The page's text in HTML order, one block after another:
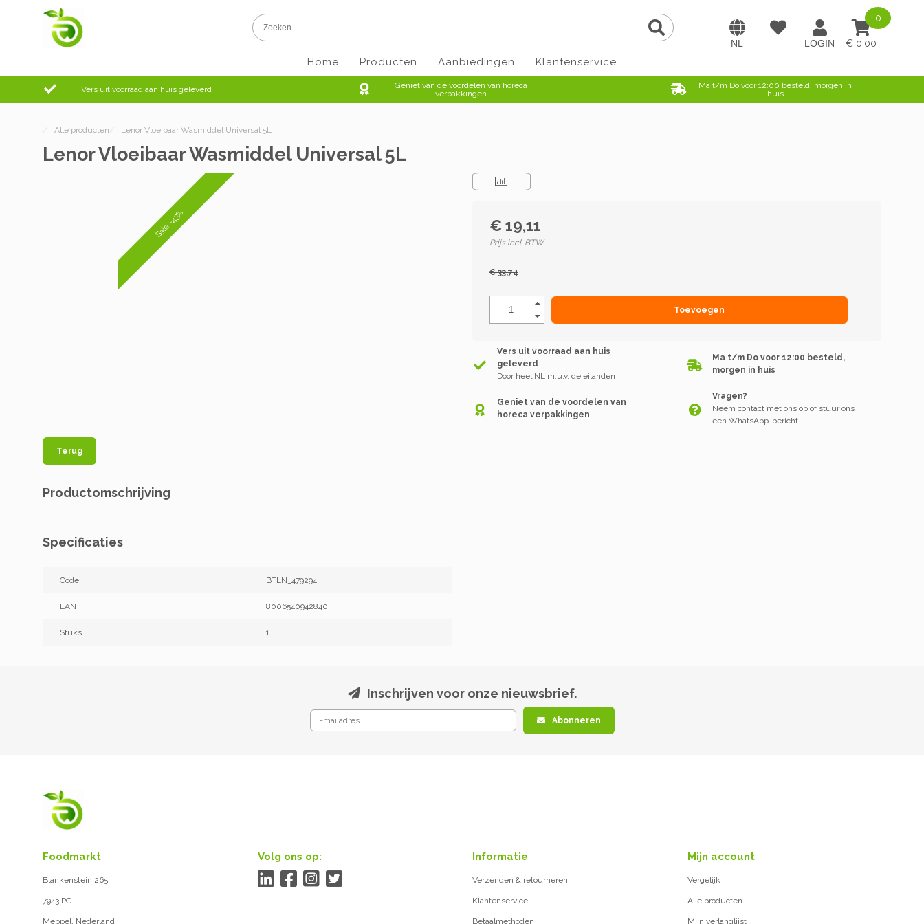
0,00
0
Home Producten Aanbiedingen Klantenservice
Vers uit voorraad aan huis geleverd
Geniet van de voordelen van horeca
verpakkingen
Ma t/m Do voor 12:00 besteld, morgen in
huis
/ Alle producten / Lenor Vloeibaar Wasmiddel Universal 5L
Lenor Vloeibaar Wasmiddel Universal 5L
Sale -43%
Terug
€ 19,11
Prijs incl. BTW
€ 33,74
Toevoegen
Vers uit voorraad aan huis
geleverd
Door heel NL m.u.v. de eilanden
Ma t/m Do voor 12:00 besteld,
morgen in huis
Geniet van de voordelen van
horeca verpakkingen
Vragen?
Neem contact met ons op of stuur ons
een WhatsApp-bericht
Productomschrijving
Specificaties
Code BTLN_479294
EAN 8006540942840
Stuks 1
Inschrijven voor onze nieuwsbrief.
Abonneren
Foodmarkt
Blankenstein 265
7943 PG
Meppel, Nederland
Volg ons op: Informatie
Verzenden & retourneren
Klantenservice
Betaalmethoden
Mijn account
Vergelijk
Alle producten
Mijn verlanglijst